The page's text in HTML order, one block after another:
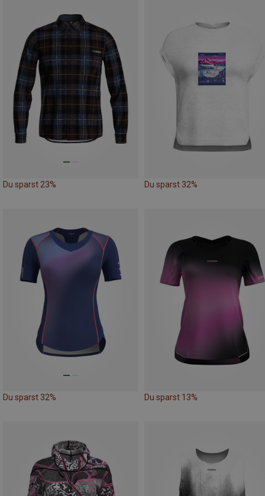
Du sparst 23% Du sparst 32%
Du sparst 32% Du sparst 13%